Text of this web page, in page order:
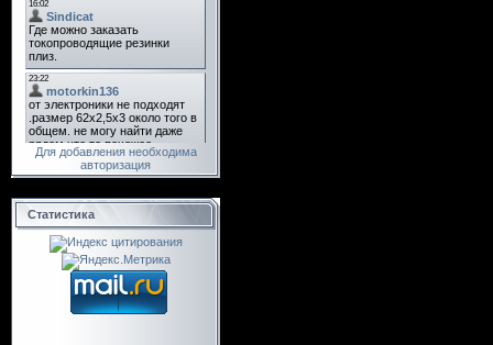
Для добавления необходима
авторизация
Статистика